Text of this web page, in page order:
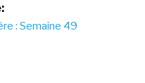
: Semaine 49